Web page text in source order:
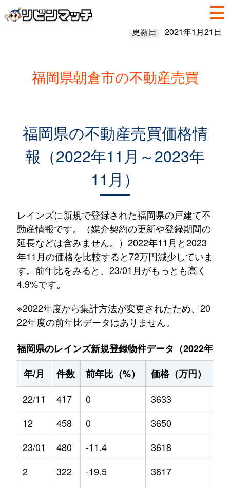
更新日 2021年1月21日
福岡県朝倉市の不動産売買
福岡県の不動産売買価格情
報（2022年11月～2023年
11月）
レインズに新規で登録された福岡県の戸建て不
動産情報です。（媒介契約の更新や登録期間の
延長などは含みません。）2022年11月と2023
年11月の価格を比較すると72万円減少していま
す。前年比をみると、23/01月がもっとも高く
4.9%です。
※2022年度から集計方法が変更されたため、20
22年度の前年比データはありません。
福岡県のレインズ新規登録物件データ（2022年11
年/月
件数 前年比（%） 価格（万円）
22/11
417 0 3633
12
458 0 3650
23/01
480 -11.4 3618
2
322 -19.5 3617